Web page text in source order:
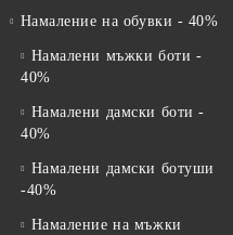
Намаление на обувки - 40%
Намалени мъжки боти -
40%
Намалени дамски боти -
40%
Намалени дамски ботуши
-40%
Намаление на мъжки